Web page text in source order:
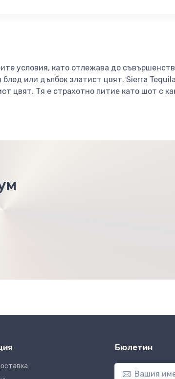
условия, като отлежава до
или дълбок златист цвят. Sierra Tequila
цвят. Тя е страхотно питие като шот с
Бюлетин